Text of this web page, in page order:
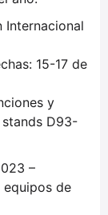
Internacional
15-17 de
y
D93-
–
de